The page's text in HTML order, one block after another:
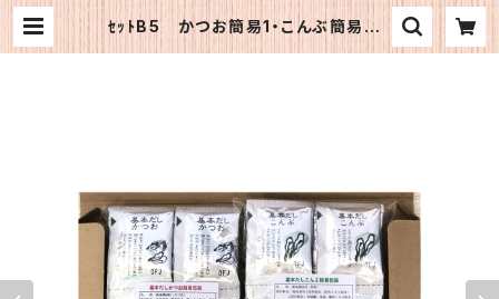
ｾｯﾄB5 かつお簡易1・こんぶ簡易１ |
《公式》OFJショップ